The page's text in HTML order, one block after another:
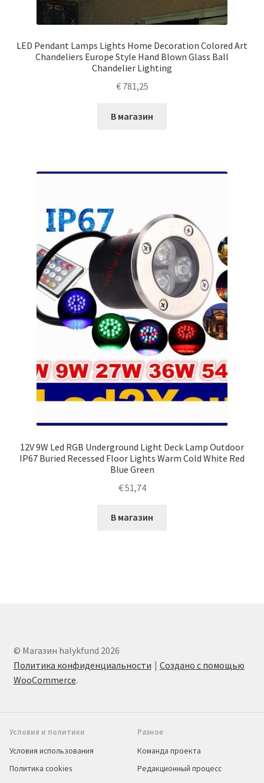
LED Pendant Lamps Lights Home Decoration Colored Art
Chandeliers Europe Style Hand Blown Glass Ball
Chandelier Lighting
€781,25
В магазин
12V 9W Led RGB Underground Light Deck Lamp Outdoor
IP67 Buried Recessed Floor Lights Warm Cold White Red
Blue Green
€51,74
В магазин
© Магазин halykfund 2026
Политика конфиденциальности
Создано с помощью
WooCommerce.
Условия и политики
Условия использования
Политика cookies
Разное
Команда проекта
Редакционный процесс